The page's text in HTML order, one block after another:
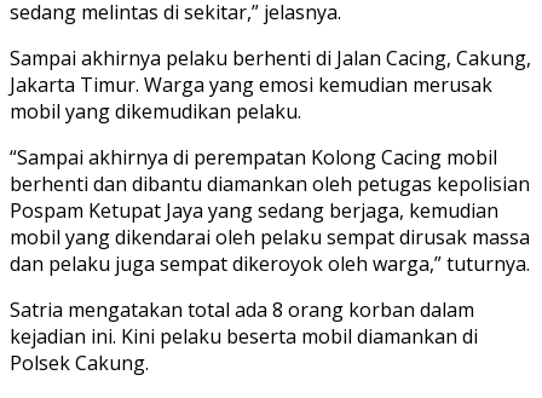
sedang melintas di sekitar,” jelasnya.
Sampai akhirnya pelaku berhenti di Jalan Cacing, Cakung,
Jakarta Timur. Warga yang emosi kemudian merusak
mobil yang dikemudikan pelaku.
“Sampai akhirnya di perempatan Kolong Cacing mobil
berhenti dan dibantu diamankan oleh petugas kepolisian
Pospam Ketupat Jaya yang sedang berjaga, kemudian
mobil yang dikendarai oleh pelaku sempat dirusak massa
dan pelaku juga sempat dikeroyok oleh warga,” tuturnya.
Satria mengatakan total ada 8 orang korban dalam
kejadian ini. Kini pelaku beserta mobil diamankan di
Polsek Cakung.